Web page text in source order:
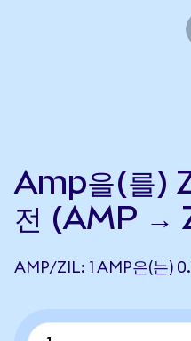
Amp을(를)
전 (AMP →
AMP/ZIL: 1 AMP은(는)